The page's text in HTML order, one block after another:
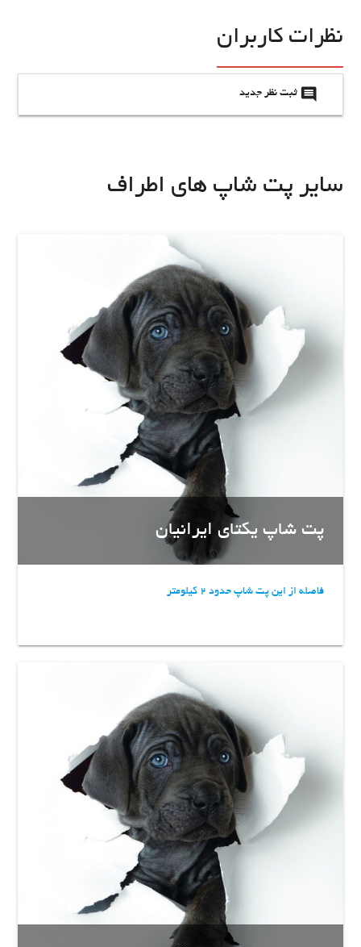
نظرات کاربران
insert_comment ثبت نظر جدید
سایر پت شاپ های اطراف
پت شاپ یکتای ایرانیان
فاصله از این پت شاپ حدود 2 کیلومتر